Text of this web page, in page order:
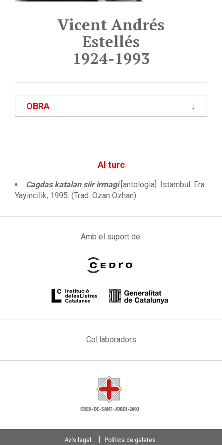
Vicent Andrés
Estellés
1924-1993
OBRA
Al turc
Cagdas katalan siir irmagi[antologia]. Istambul: Era
Yayincilik, 1995. (Trad. Ozan Ozhan)
Amb el suport de:
Col·laboradors
Avís legal Política de galetes